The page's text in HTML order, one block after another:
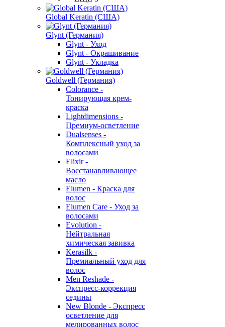
Global Keratin (США)
Glynt (Германия)
Glynt - Уход
Glynt - Окрашивание
Glynt - Укладка
Goldwell (Германия)
Colorance -
Тонирующая крем-
краска
Lightdimensions -
Премиум-осветление
Dualsenses -
Комплексный уход за
волосами
Elixir -
Восстанавливающее
масло
Elumen - Краска для
волос
Elumen Care - Уход за
волосами
Evolution -
Нейтральная
химическая завивка
Kerasilk -
Премиальный уход для
волос
Men Reshade -
Экспресс-коррекция
седины
New Blonde - Экспресс
осветление для
мелированных волос